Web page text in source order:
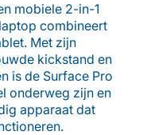
mobiele 2-in-1
combineert
Met zijn
kickstand en
is de Surface Pro
onderweg zijn en
apparaat dat